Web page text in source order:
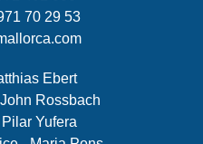
70 29 53
Ebert
Rossbach
Yufera